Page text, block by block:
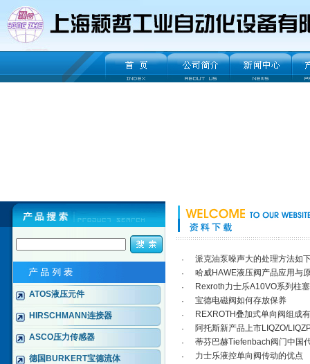
ATOS液压元件
HIRSCHMANN连接器
ASCO压力传感器
德国BURKERT宝德流体
·
派克油泵噪声大的处理方法如
·
哈威HAWE液压阀产品应用与
·
Rexroth力士乐A10VO系列柱
·
宝德电磁阀如何存放保养
·
REXROTH叠加式单向阀组成
·
阿托斯新产品上市LIQZO/
·
蒂芬巴赫Tiefenbach阀门中国
·
力士乐液控单向阀传动的优点